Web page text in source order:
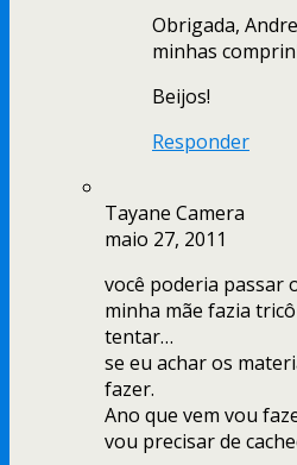
Obrigada,
minhas
Beijos!
Responder
Tayane Camera
maio 27, 2011
você poderia passar
minha mãe fazia
tentar…
se eu achar os
fazer.
Ano que vem vou
vou precisar de